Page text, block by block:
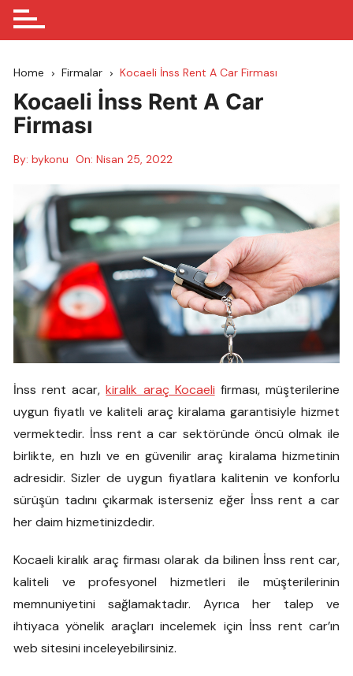
Home Firmalar Kocaeli İnss Rent A Car Firması
Kocaeli İnss Rent A Car
Firması
By: bykonu On:Nisan 25, 2022
İnss rent acar,kiralık araç Kocaeli firması, müşterilerine
uygun fiyatlı ve kaliteli araç kiralama garantisiyle hizmet
vermektedir. İnss rent a car sektöründe öncü olmak ile
birlikte, en hızlı ve en güvenilir araç kiralama hizmetinin
adresidir. Sizler de uygun fiyatlara kalitenin ve konforlu
sürüşün tadını çıkarmak isterseniz eğer İnss rent a car
her daim hizmetinizdedir.
Kocaeli kiralık araç firması olarak da bilinen İnss rent car,
kaliteli ve profesyonel hizmetleri ile müşterilerinin
memnuniyetini sağlamaktadır. Ayrıca her talep ve
ihtiyaca yönelik araçları incelemek için İnss rent car’ın
web sitesini inceleyebilirsiniz.